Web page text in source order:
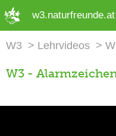
w3.naturfreunde.at
W3 Lehrvideos
W3 -